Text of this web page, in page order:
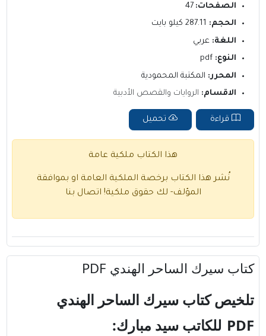
الصفحات: 47
الحجم:
اللغة: عربي
النوع:
المحرر: المكتبة المحمودية
الاقسام: الروايات والقصص الأدبية
قراءة تحميل
هذا الكتاب ملكية عامة
نُشر هذا الكتاب برخصة الملكية العامة او بموافقة
المؤلف- لك حقوق ملكية! اتصال بنا
كتاب سيرك الساحر الهندي PDF
تلخيص كتاب سيرك الساحر الهندي
PDF للكاتب سيد مبارك: